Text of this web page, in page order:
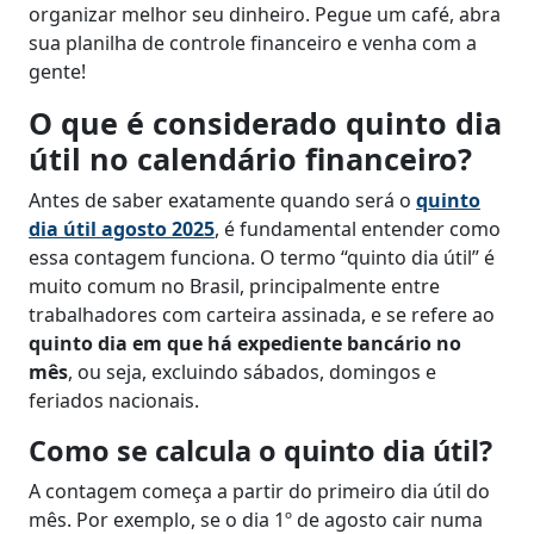
organizar melhor seu dinheiro. Pegue um café, abra
sua planilha de controle financeiro e venha com a
gente!
O que é considerado quinto dia
útil no calendário financeiro?
Antes de saber exatamente quando será o quinto
dia útil agosto 2025, é fundamental entender como
essa contagem funciona. O termo “quinto dia útil” é
muito comum no Brasil, principalmente entre
trabalhadores com carteira assinada, e se refere ao
quinto dia em que há expediente bancário no
mês, ou seja, excluindo sábados, domingos e
feriados nacionais.
Como se calcula o quinto dia útil?
A contagem começa a partir do primeiro dia útil do
mês. Por exemplo, se o dia 1º de agosto cair numa